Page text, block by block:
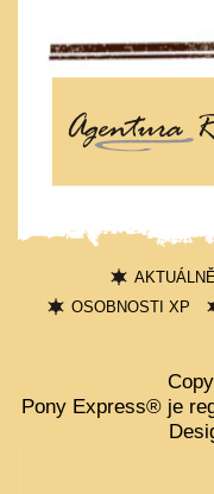
OSOBNOSTI XP
Pony Express® je